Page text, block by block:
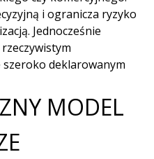
i ogranicza ryzyko
Jednocześnie
szeroko deklarowanym
MODEL